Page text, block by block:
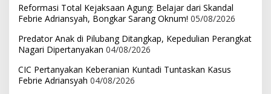
Reformasi Total Kejaksaan Agung: Belajar dari Skandal
Febrie Adriansyah, Bongkar Sarang Oknum! 05/08/2026
Predator Anak di Pilubang Ditangkap, Kepedulian Perangkat
Nagari Dipertanyakan 04/08/2026
CIC Pertanyakan Keberanian Kuntadi Tuntaskan Kasus
Febrie Adriansyah 04/08/2026